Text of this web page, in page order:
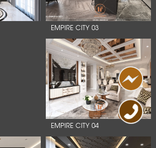
EMPIRE CITY 03
EMPIRE CITY 04